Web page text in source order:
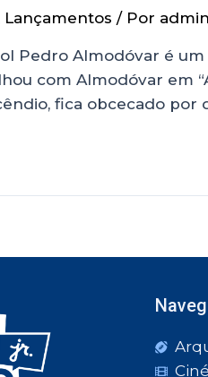
Lançamentos / Por admin
Pedro Almodóvar é
com Almodóvar em
fica obcecado